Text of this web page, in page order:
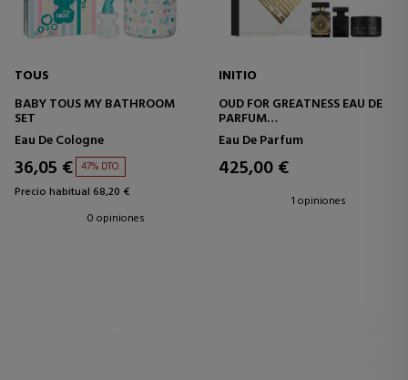
TOUS
BABY TOUS MY BATHROOM
SET
Eau De Cologne
36,05 € 47% DTO.
Precio habitual 68,20 €
0 opiniones
INITIO
OUD FOR GREATNESS EAU DE
PARFUM
ESTUCHE
Eau De Parfum
425,00 €
1 opiniones